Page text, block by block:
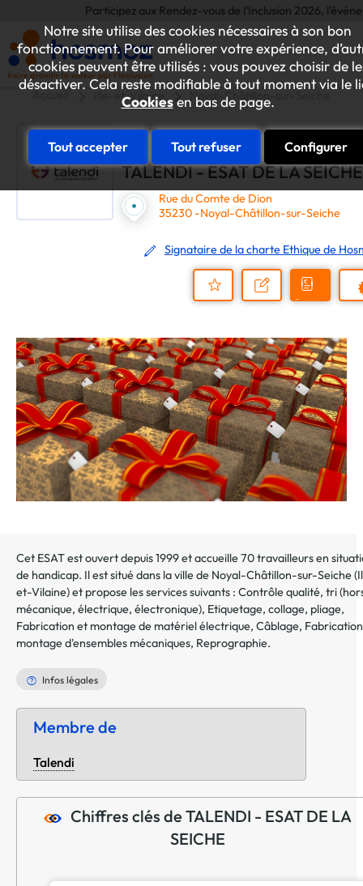
Notre site utilise des cookies nécessaires à son bon
fonctionnement. Pour améliorer votre expérience,
cookies peuvent être utilisés : vous pouvez choisir de
désactiver. Cela reste modifiable à tout moment via le
Cookiesen bas de page.
Tout accepter Tout refuser Configurer
Participez aux Rendez-vous de l'Inclusion 2026,
Accueil Ille-et-Vilaine Noyal-Châtillon-sur-Seiche
TALENDI - ESAT DE LA SEICHE
Rue du Comte de Dion
35230 -Noyal-Châtillon-sur-Seiche
Signataire de la charte Ethique de
au
dossier
Nous
Demander
Cet ESAT est ouvert depuis 1999 et accueille 70 travailleurs en
de handicap. Il est situé dans la ville de Noyal-Châtillon-sur-Seiche(
et-Vilaine) et propose les services suivants : Contrôle qualité, tri
mécanique, électrique, électronique), Etiquetage, collage, pliage,
Fabrication et montage de matériel électrique, Câblage,
montage d'ensembles mécaniques, Reprographie.
Infos légales
Membre de
Talendi
Chiffres clés de TALENDI - ESAT DE LA
SEICHE